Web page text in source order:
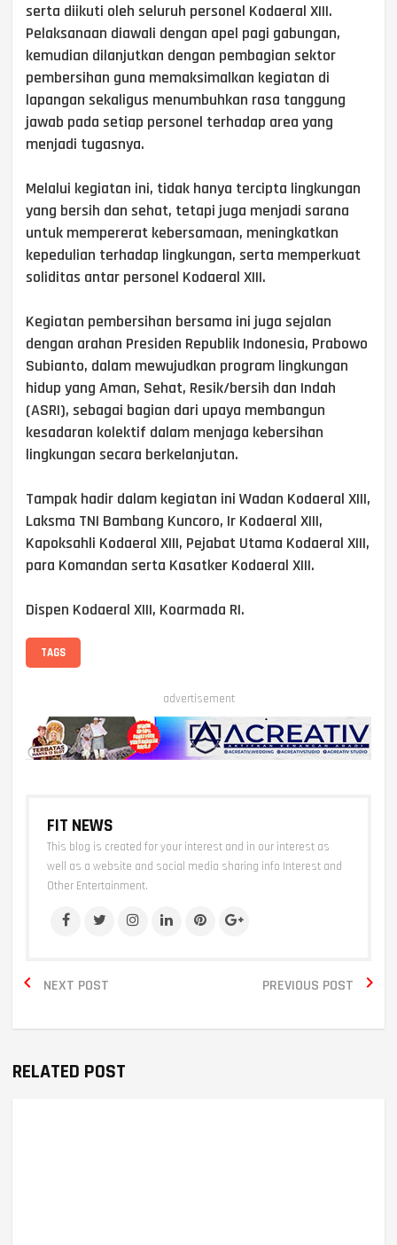
serta diikuti oleh seluruh personel Kodaeral XIII.
Pelaksanaan diawali dengan apel pagi gabungan,
kemudian dilanjutkan dengan pembagian sektor
pembersihan guna memaksimalkan kegiatan di
lapangan sekaligus menumbuhkan rasa tanggung
jawab pada setiap personel terhadap area yang
menjadi tugasnya.
Melalui kegiatan ini, tidak hanya tercipta lingkungan
yang bersih dan sehat, tetapi juga menjadi sarana
untuk mempererat kebersamaan, meningkatkan
kepedulian terhadap lingkungan, serta memperkuat
soliditas antar personel Kodaeral XIII.
Kegiatan pembersihan bersama ini juga sejalan
dengan arahan Presiden Republik Indonesia, Prabowo
Subianto, dalam mewujudkan program lingkungan
hidup yang Aman, Sehat, Resik/bersih dan Indah
(ASRI), sebagai bagian dari upaya membangun
kesadaran kolektif dalam menjaga kebersihan
lingkungan secara berkelanjutan.
Tampak hadir dalam kegiatan ini Wadan Kodaeral XIII,
Laksma TNI Bambang Kuncoro, Ir Kodaeral XIII,
Kapoksahli Kodaeral XIII, Pejabat Utama Kodaeral XIII,
para Komandan serta Kasatker Kodaeral XIII.
Dispen Kodaeral XIII, Koarmada RI.
TAGS
advertisement
FIT NEWS
This blog is created for your interest and in our interest as
well as a website and social media sharing info Interest and
Other Entertainment.
NEXT POST
 PREVIOUS POST 
RELATED POST